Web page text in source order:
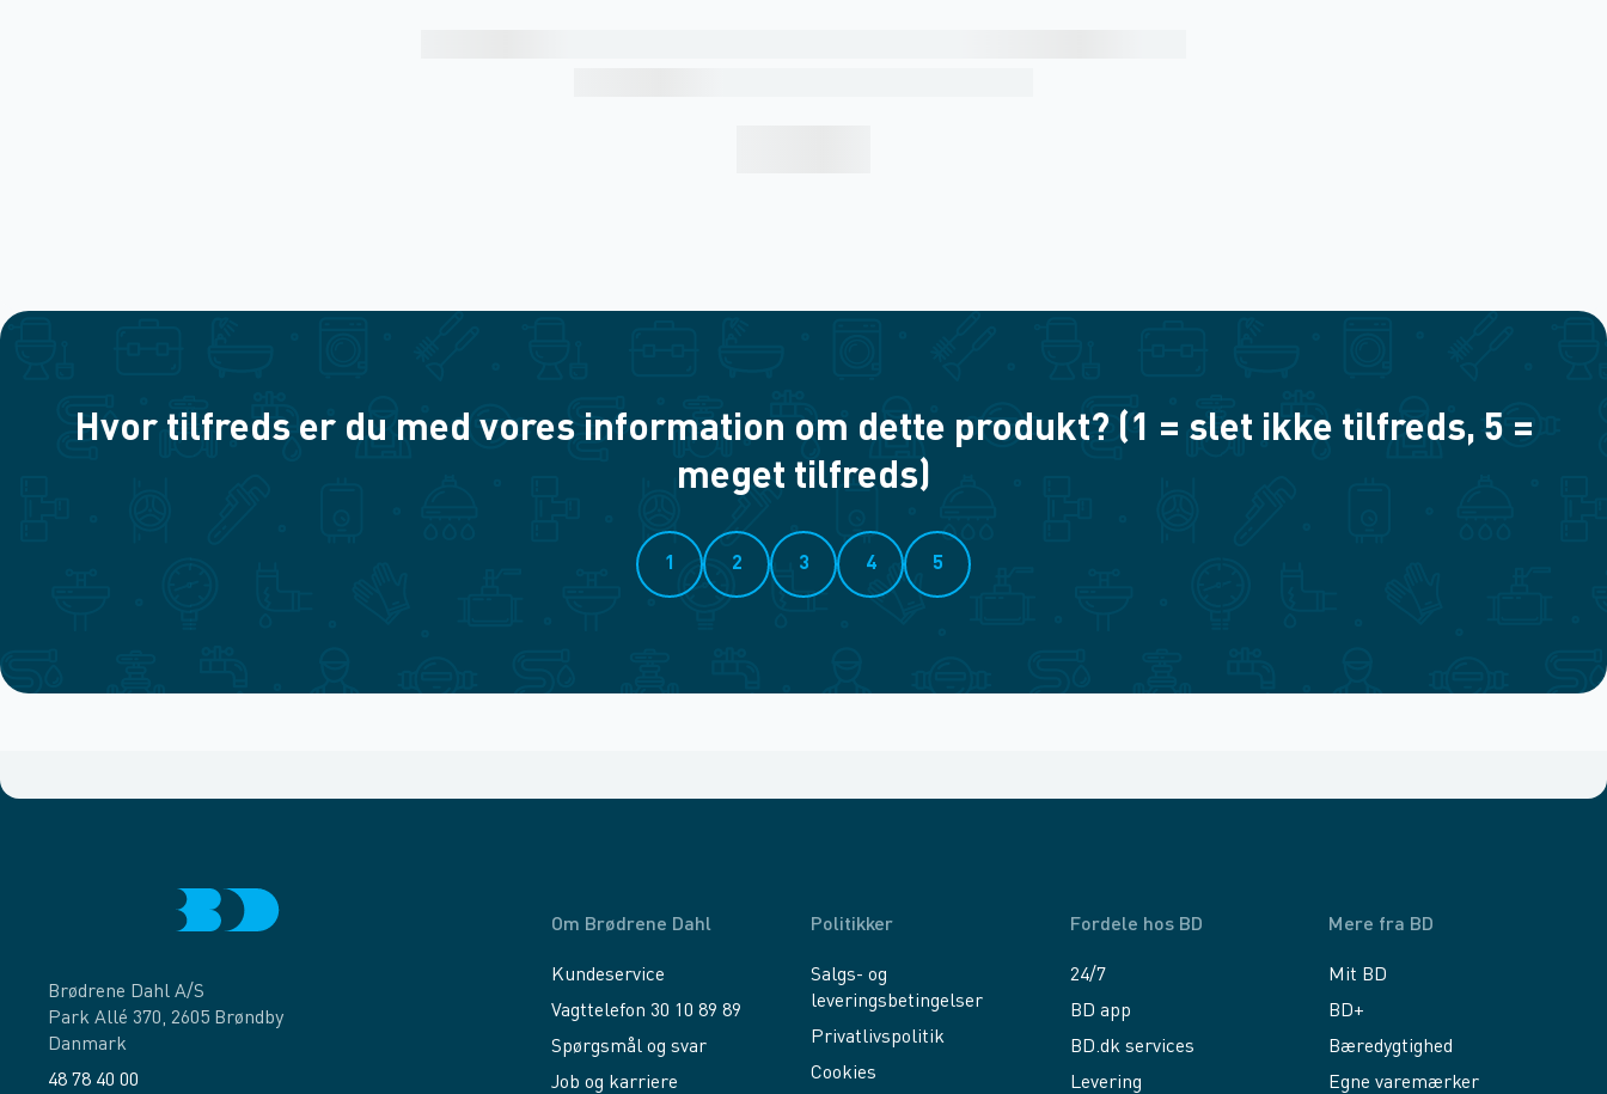
Hvor tilfreds er du med vores information om dette produkt? (1 = slet ikke tilfreds, 5 =
meget tilfreds)
1 2 3 4 5
Brødrene Dahl A/S
Park Allé 370, 2605 Brøndby
Danmark
48 78 40 00
Om Brødrene Dahl
Kundeservice
Vagttelefon 30 10 89 89
Spørgsmål og svar
Job og karriere
Politikker
Salgs- og
leveringsbetingelser
Privatlivspolitik
Cookies
Fordele hos BD
24/7
BD app
BD.dk services
Levering
Mere fra BD
Mit BD
BD+
Bæredygtighed
Egne varemærker